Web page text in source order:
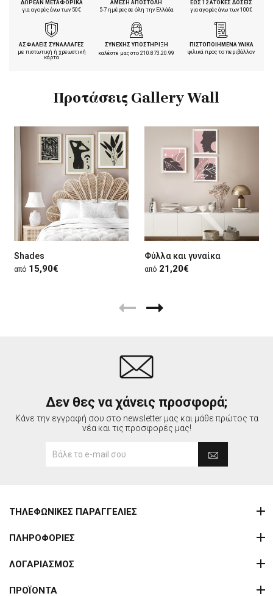
ΔΩΡΕΑΝ ΜΕΤΑΦΟΡΙΚΑ
για αγορές άνω των 50€
ΑΜΕΣΗ ΑΠΟΣΤΟΛΗ
5-7 ημέρες σε όλη την Ελλάδα
ΕΩΣ 12 ΑΤΟΚΕΣ ΔΟΣΕΙΣ
για αγορές άνω των 100€
ΑΣΦΑΛΕΙΣ ΣΥΝΑΛΛΑΓΕΣ
με πιστωτική ή χρεωστική
κάρτα
ΣΥΝΕΧΗΣ ΥΠΟΣΤΗΡΙΞΗ
καλέστε μας στο210.873.20.99
ΠΙΣΤΟΠΟΙΗΜΕΝΑ ΥΛΙΚΑ
φιλικά προς το περιβάλλον
Προτάσεις Gallery Wall
Shades
από 15,90€
Φύλλα και γυναίκα
από 21,20€
Δεν θες να χάνεις προσφορά;
Κάνε την εγγραφή σου στο newsletter μας και μάθε πρώτος τα
νέα και τις προσφορές μας!
ΤΗΛΕΦΩΝΙΚΕΣ ΠΑΡΑΓΓΕΛΙΕΣ
ΠΛΗΡΟΦΟΡΙΕΣ
ΛΟΓΑΡΙΑΣΜΟΣ
ΠΡΟΪΟΝΤΑ